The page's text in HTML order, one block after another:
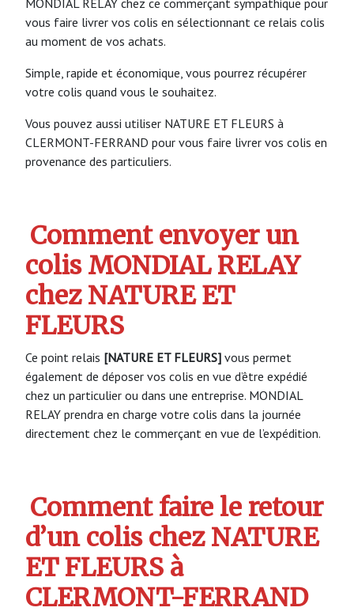
vous faire livrer vos colis en sélectionnant ce relais colis
au moment de vos achats.
Simple, rapide et économique, vous pourrez récupérer
votre colis quand vous le souhaitez.
Vous pouvez aussi utiliser NATURE ET FLEURS à
CLERMONT-FERRAND pour vous faire livrer vos colis en
provenance des particuliers.
Comment envoyer un
colis MONDIAL RELAY
chez NATURE ET
FLEURS
Ce point relais [NATURE ET FLEURS] vous permet
également de déposer vos colis en vue d’être expédié
chez un particulier ou dans une entreprise. MONDIAL
RELAY prendra en charge votre colis dans la journée
directement chez le commerçant en vue de l’expédition.
Comment faire le retour
d’un colis chez NATURE
ET FLEURS à
CLERMONT-FERRAND